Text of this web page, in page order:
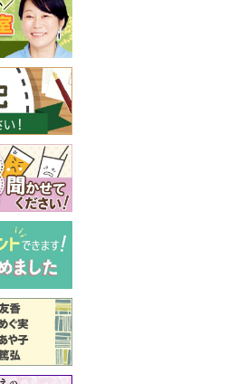
から終
どうす
らの家
告